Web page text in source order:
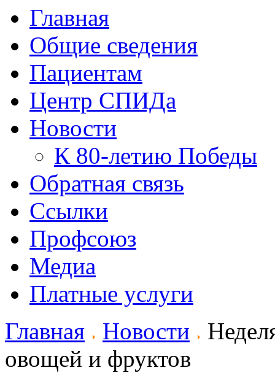
Главная
Общие сведения
Пациентам
Центр СПИДа
Новости
К 80-летию Победы
Обратная связь
Ссылки
Профсоюз
Медиа
Платные услуги
Главная
Новости
овощей и фруктов